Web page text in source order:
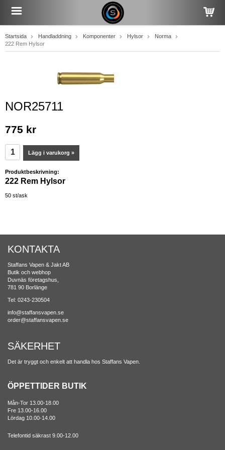
Startsida Handladdning Komponenter Hylsor
Norma
222 Rem Hylsor
NOR25711
775 kr
Lägg i varukorg »
Produktbeskrivning:
222 Rem Hylsor
50 st/ask
KONTAKTA
Staffans Vapen & Jakt AB
Butik och webhop
Duvnäs företagshus,
781 90 Borlänge
Tel: 0243-230504
info@staffansvapen.se
order@staffansvapen.se
SÄKERHET
Det är tryggt och enkelt att handla hos Staffans Vapen.
ÖPPETTIDER BUTIK
Mån-Tor 13.00-18.00
Fre 13.00-16.00
Lördag 10.00-14.00
Telefontid säkrast 9.00-12.00